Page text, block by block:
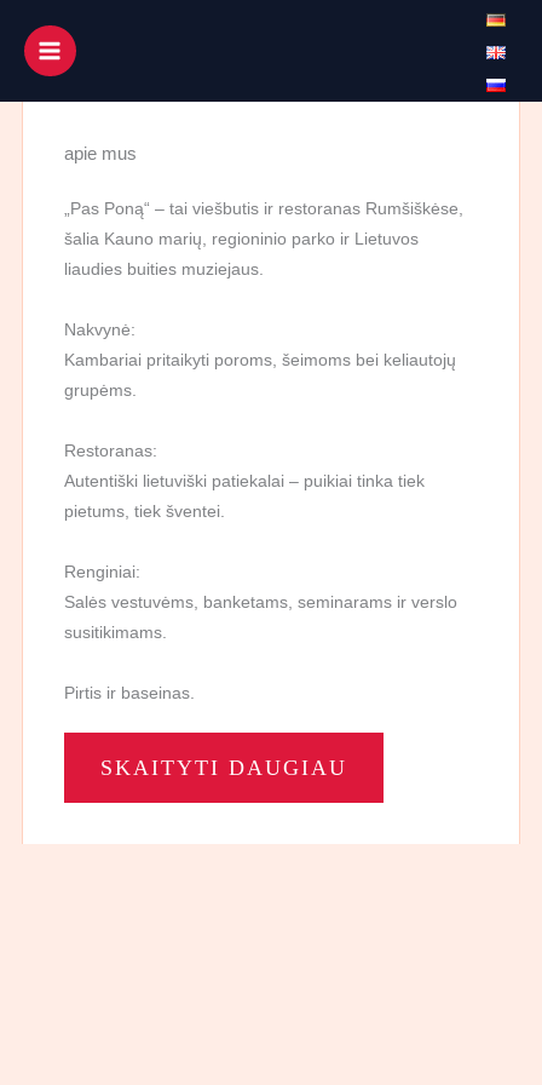
prie
turinio
Pradžia
apie mus
„Pas Poną“ – tai viešbutis ir restoranas
Rumšiškėse, šalia Kauno marių, regioninio parko
ir Lietuvos liaudies buities muziejaus.
Nakvynė:
Kambariai pritaikyti poroms, šeimoms bei
keliautojų grupėms.
Restoranas:
Autentiški lietuviški patiekalai – puikiai tinka tiek
pietums, tiek šventei.
Renginiai:
Salės vestuvėms, banketams, seminarams ir
verslo susitikimams.
Pirtis ir baseinas.
SKAITYTI DAUGIAU